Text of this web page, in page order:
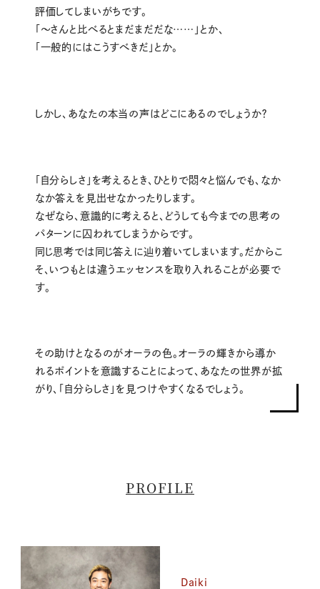
評価してしまいがちです。
「〜さんと比べるとまだまだだな……」とか、
「一般的にはこうすべきだ」とか。
しかし、あなたの本当の声はどこにあるのでしょうか？
「自分らしさ」を考えるとき、ひとりで悶々と悩んでも、なか
なか答えを見出せなかったりします。
なぜなら、意識的に考えると、どうしても今までの思考の
パターンに囚われてしまうからです。
同じ思考では同じ答えに辿り着いてしまいます。だからこ
そ、いつもとは違うエッセンスを取り入れることが必要で
す。
その助けとなるのがオーラの色。オーラの輝きから導か
れるポイントを意識することによって、あなたの世界が拡
がり、「自分らしさ」を見つけやすくなるでしょう。
PROFILE
Daiki